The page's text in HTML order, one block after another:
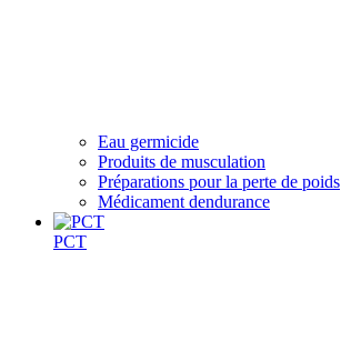
Eau germicide
Produits de musculation
Préparations pour la perte de poids
Médicament dendurance
PCT